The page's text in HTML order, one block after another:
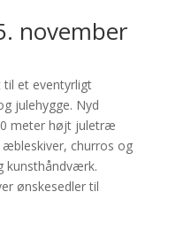
november
til et eventyrligt
julehygge. Nyd
meter højt juletræ
churros og
kunsthåndværk.
ønskesedler til